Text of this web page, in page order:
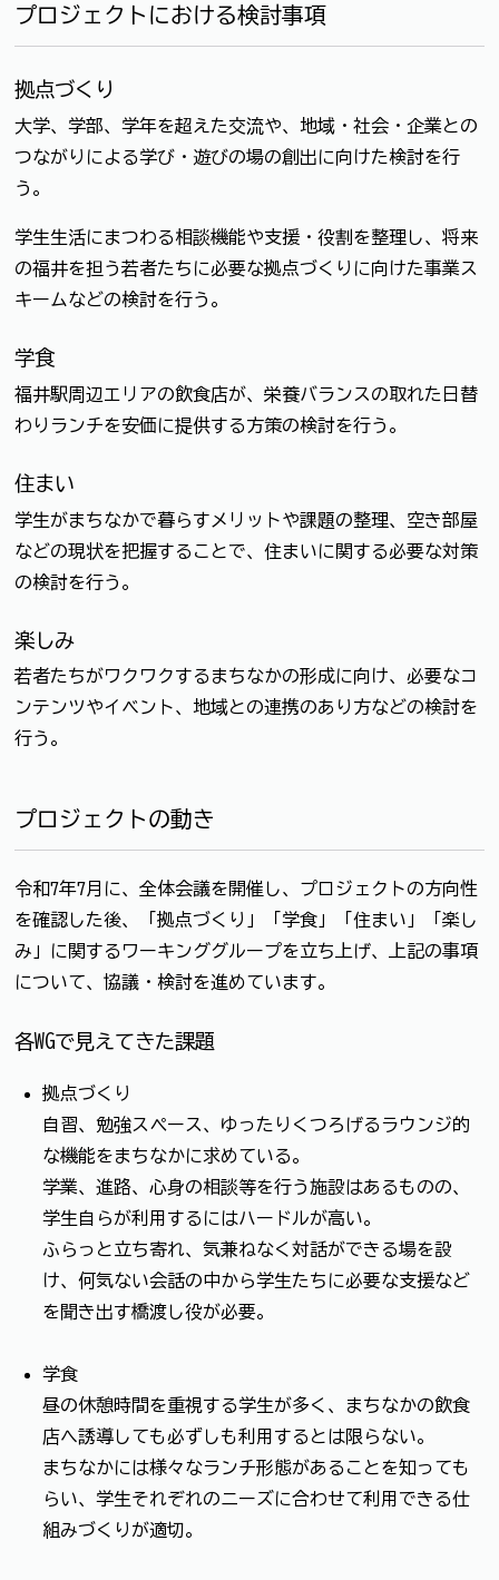
プロジェクトにおける検討事項
拠点づくり
大学、学部、学年を超えた交流や、地域・社会・企業との
つながりによる学び・遊びの場の創出に向けた検討を行
う。
学生生活にまつわる相談機能や支援・役割を整理し、将来
の福井を担う若者たちに必要な拠点づくりに向けた事業ス
キームなどの検討を行う。
学食
福井駅周辺エリアの飲食店が、栄養バランスの取れた日替
わりランチを安価に提供する方策の検討を行う。
住まい
学生がまちなかで暮らすメリットや課題の整理、空き部屋
などの現状を把握することで、住まいに関する必要な対策
の検討を行う。
楽しみ
若者たちがワクワクするまちなかの形成に向け、必要なコ
ンテンツやイベント、地域との連携のあり方などの検討を
行う。
プロジェクトの動き
令和7年7月に、全体会議を開催し、プロジェクトの方向性
を確認した後、「拠点づくり」「学食」「住まい」「楽し
み」に関するワーキンググループを立ち上げ、上記の事項
について、協議・検討を進めています。
各WGで見えてきた課題
拠点づくり
自習、勉強スペース、ゆったりくつろげるラウンジ的
な機能をまちなかに求めている。
学業、進路、心身の相談等を行う施設はあるものの、
学生自らが利用するにはハードルが高い。
ふらっと立ち寄れ、気兼ねなく対話ができる場を設
け、何気ない会話の中から学生たちに必要な支援など
を聞き出す橋渡し役が必要。
学食
昼の休憩時間を重視する学生が多く、まちなかの飲食
店へ誘導しても必ずしも利用するとは限らない。
まちなかには様々なランチ形態があることを知っても
らい、学生それぞれのニーズに合わせて利用できる仕
組みづくりが適切。